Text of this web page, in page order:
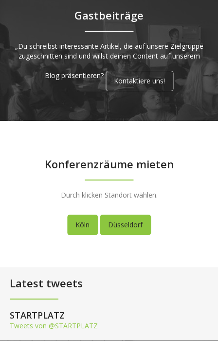
Gastbeiträge
„Du schreibst interessante Artikel, die auf unsere Zielgruppe
zugeschnitten sind und willst deinen Content auf unserem
Blog präsentieren?
Kontaktiere uns!
Konferenzräume mieten
Durch klicken Standort wählen.
Köln Düsseldorf
Latest tweets
STARTPLATZ
Tweets von @STARTPLATZ